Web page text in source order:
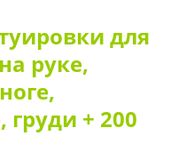
для
руке,
+ 200